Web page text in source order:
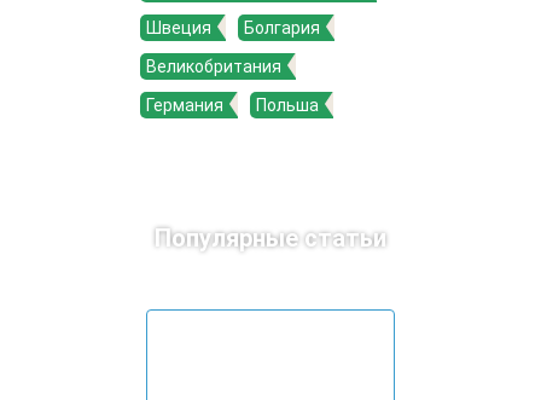
Швеция
Болгария
Великобритания
Германия
Польша
Популярные статьи